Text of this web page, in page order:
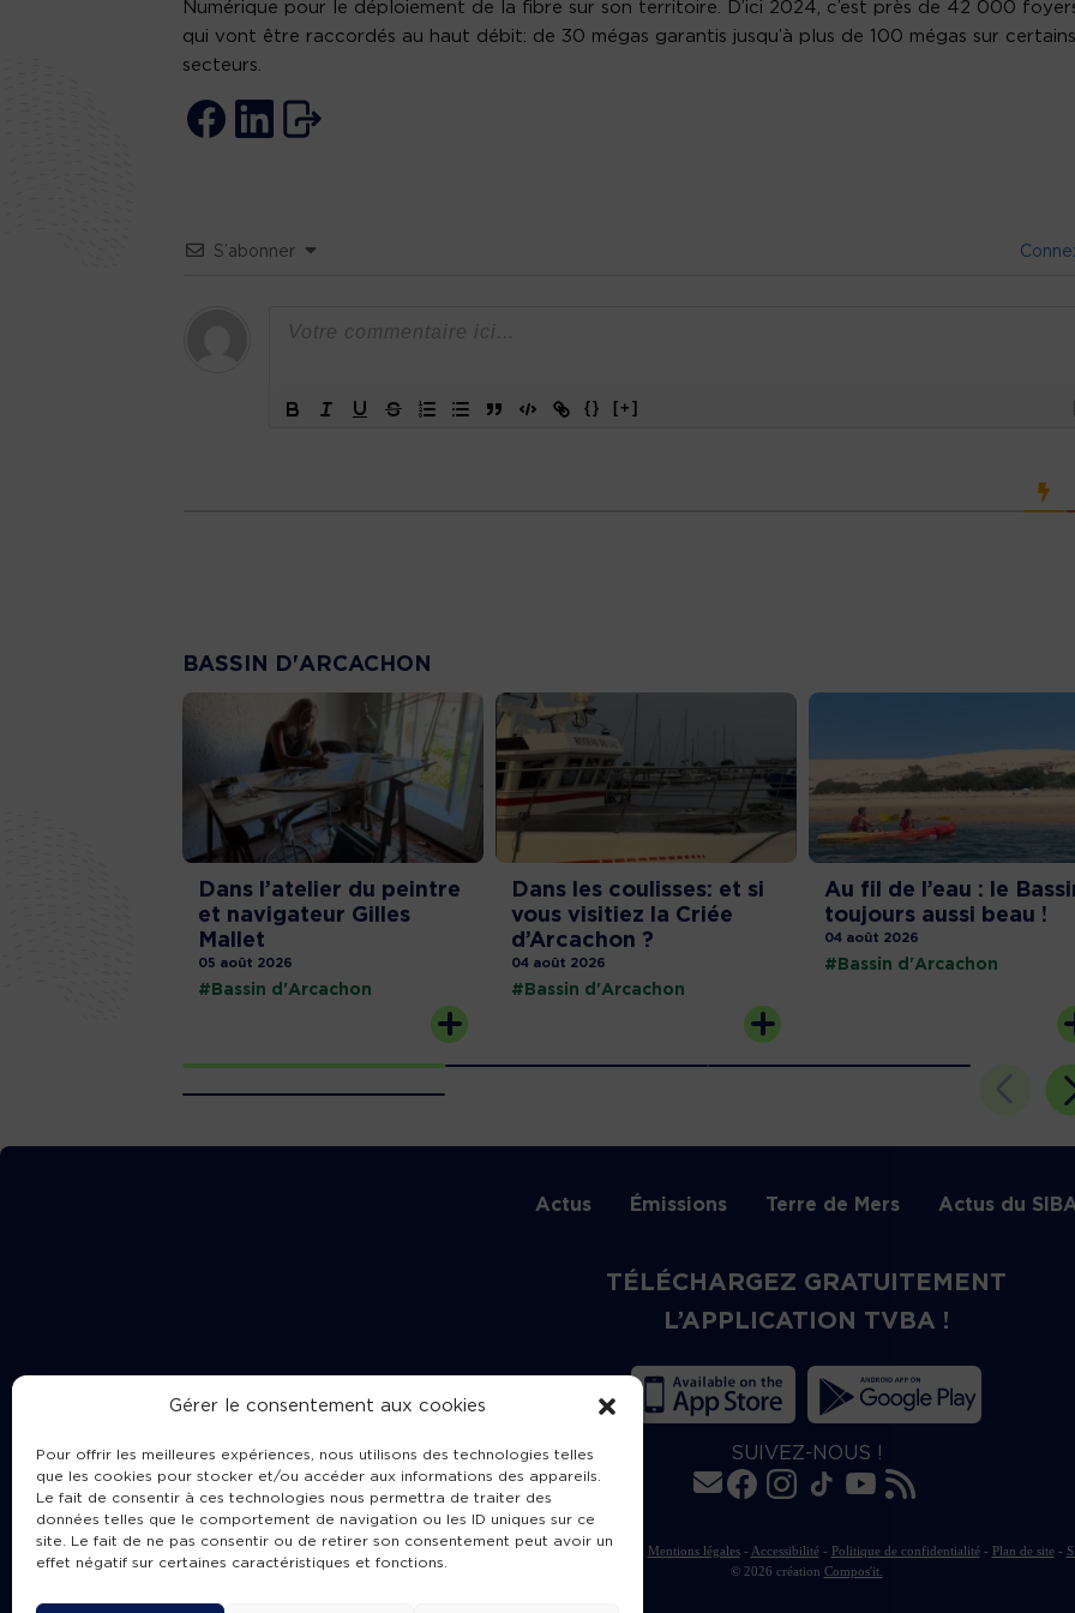
Gérer le consentement aux cookies
Pour offrir les meilleures expériences, nous utilisons des technologies telles
que les cookies pour stocker et/ou accéder aux informations des appareils.
Le fait de consentir à ces technologies nous permettra de traiter des
données telles que le comportement de navigation ou les ID uniques sur ce
site. Le fait de ne pas consentir ou de retirer son consentement peut avoir un
effet négatif sur certaines caractéristiques et fonctions.
Numérique pour le déploiement de la fibre sur son territoire. D’ici 2024, c’est près de 42 000
qui vont être raccordés au haut débit: de 30 mégas garantis jusqu’à plus de 100 mégas sur certains
secteurs.
S’abonner
{} [+]
BASSIN D'ARCACHON
Dans l’atelier du peintre
et navigateur Gilles
Mallet
05 août 2026
#Bassin d'Arcachon
Dans les coulisses: et si
vous visitiez la Criée
d’Arcachon ?
04 août 2026
#Bassin d'Arcachon
Au fil de l’eau : le
toujours aussi beau !
04 août 2026
#Bassin d'Arcachon
Actus Émissions Terre de Mers Actus du
TÉLÉCHARGEZ GRATUITEMENT
L’APPLICATION TVBA !
SUIVEZ-NOUS !
Charte de publication Mentions légales- Accessibilité- Politique de confidentialité- Plan de site-
© 2026 création Compos'it.